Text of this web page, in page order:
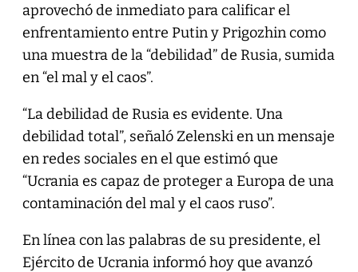
aprovechó de inmediato para calificar el
enfrentamiento entre Putin y Prigozhin como
una muestra de la “debilidad” de Rusia, sumida
en “el mal y el caos”.
“La debilidad de Rusia es evidente. Una
debilidad total”, señaló Zelenski en un mensaje
en redes sociales en el que estimó que
“Ucrania es capaz de proteger a Europa de una
contaminación del mal y el caos ruso”.
En línea con las palabras de su presidente, el
Ejército de Ucrania informó hoy que avanzó